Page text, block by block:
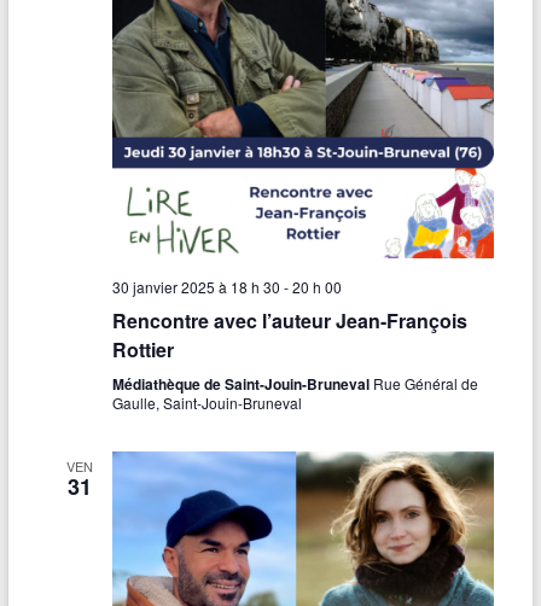
30 janvier 2025 à 18 h 30 -20 h 00
Rencontre avec l’auteur Jean-François
Rottier
Médiathèque de Saint-Jouin-Bruneval Rue Général de
Gaulle, Saint-Jouin-Bruneval
VEN
31